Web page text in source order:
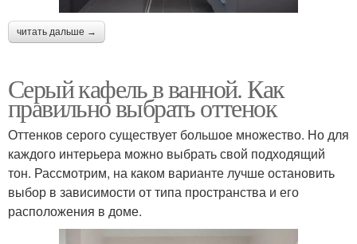
читать дальше →
Серый кафель в ванной. Как
правильно выбрать оттенок
Оттенков серого существует большое множество. Но для
каждого интерьера можно выбрать свой подходящий
тон. Рассмотрим, на каком варианте лучше остановить
выбор в зависимости от типа пространства и его
расположения в доме.